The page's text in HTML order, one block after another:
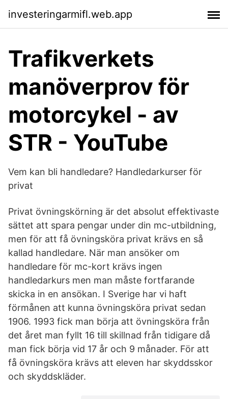
investeringarmifl.web.app
Trafikverkets
manöverprov för
motorcykel - av
STR - YouTube
Vem kan bli handledare? Handledarkurser för
privat
Privat övningskörning är det absolut effektivaste
sättet att spara pengar under din mc-utbildning,
men för att få övningsköra privat krävs en så
kallad handledare. När man ansöker om
handledare för mc-kort krävs ingen
handledarkurs men man måste fortfarande
skicka in en ansökan. I Sverige har vi haft
förmånen att kunna övningsköra privat sedan
1906. 1993 fick man börja att övningsköra från
det året man fyllt 16 till skillnad från tidigare då
man fick börja vid 17 år och 9 månader. För att
få övningsköra krävs att eleven har skyddsskor
och skyddskläder.